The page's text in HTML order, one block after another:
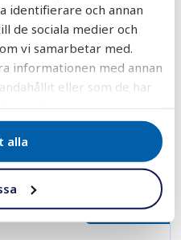
identifierare och annan
de sociala medier och
vi samarbetar med.
informationen med annan
eller som de har
alla
RIF-